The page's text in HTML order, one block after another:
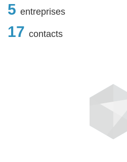
5 entreprises
17 contacts